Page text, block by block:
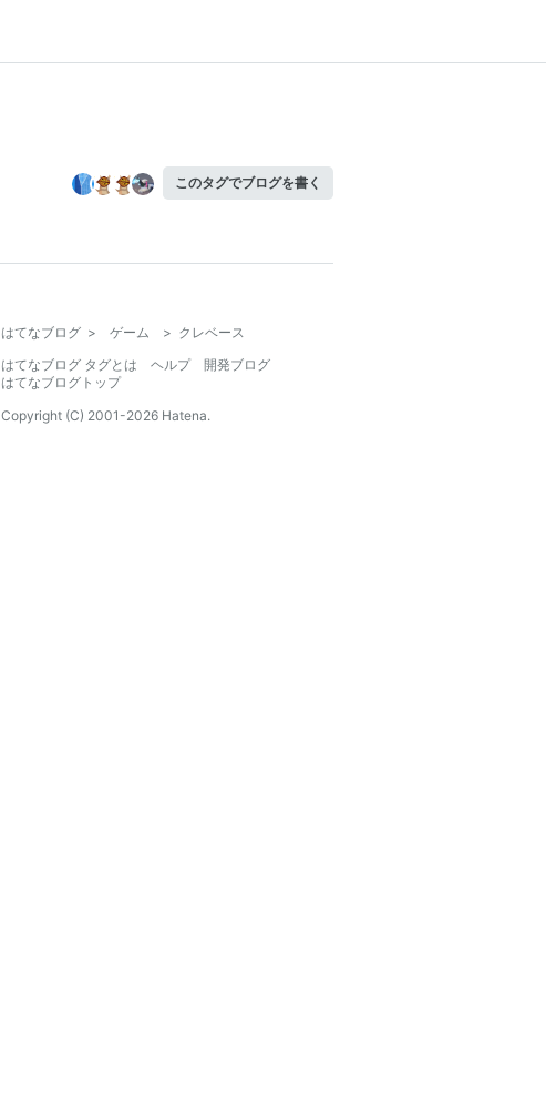
このタグでブログを書く
はてなブログ > ゲーム > クレベース
はてなブログ タグとは
ヘルプ
開発ブログ
はてなブログトップ
Copyright (C) 2001-2026 Hatena.